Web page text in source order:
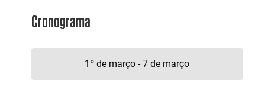
Cronograma
1º de março - 7 de março